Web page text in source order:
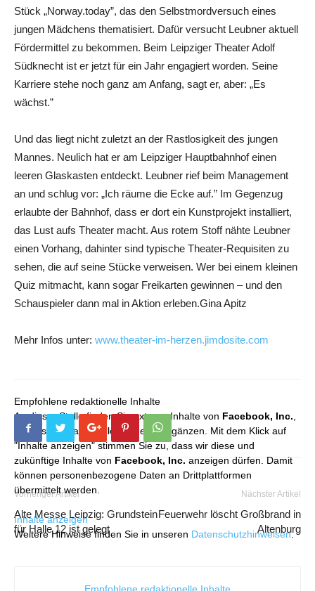
Stück „Norway.today”, das den Selbstmordversuch eines
jungen Mädchens thematisiert. Dafür versucht Leubner aktuell
Fördermittel zu bekommen. Beim Leipziger Theater Adolf
Südknecht ist er jetzt für ein Jahr engagiert worden. Seine
Karriere stehe noch ganz am Anfang, sagt er, aber: „Es
wächst.”
Und das liegt nicht zuletzt an der Rastlosigkeit des jungen
Mannes. Neulich hat er am Leipziger Hauptbahnhof einen
leeren Glaskasten entdeckt. Leubner rief beim Management
an und schlug vor: „Ich räume die Ecke auf.” Im Gegenzug
erlaubte der Bahnhof, dass er dort ein Kunstprojekt installiert,
das Lust aufs Theater macht. Aus rotem Stoff nähte Leubner
einen Vorhang, dahinter sind typische Theater-Requisiten zu
sehen, die auf seine Stücke verweisen. Wer bei einem kleinen
Quiz mitmacht, kann sogar Freikarten gewinnen – und den
Schauspieler dann mal in Aktion erleben.Gina Apitz
Mehr Infos unter: www.theater-im-herzen.jimdosite.com
Empfohlene redaktionelle Inhalte
An dieser Stelle finden Sie externe Inhalte von Facebook, Inc.
die unser redaktionelles Angebot ergänzen. Mit dem Klick auf
"Inhalte anzeigen" stimmen Sie zu, dass wir diese und
zukünftige Inhalte von Facebook, Inc. anzeigen dürfen. Damit
können personenbezogene Daten an Drittplattformen
übermittelt werden.
Inhalte anzeigen
Weitere Hinweise finden Sie in unseren Datenschutzhinweisen.
Vorheriger Artikel
Alte Messe Leipzig: Grundstein
für Halle 12 ist gelegt
Nächster Artikel
Feuerwehr löscht Großbrand in
Altenburg